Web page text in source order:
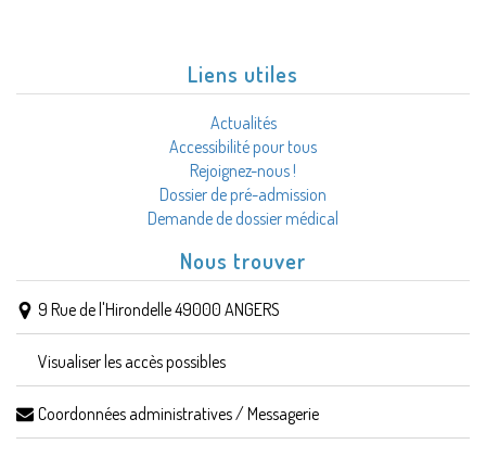
Liens utiles
Actualités
Accessibilité pour tous
Rejoignez-nous !
Dossier de pré-admission
Demande de dossier médical
Nous trouver
9 Rue de l'Hirondelle 49000 ANGERS
Visualiser les accès possibles
Coordonnées administratives / Messagerie